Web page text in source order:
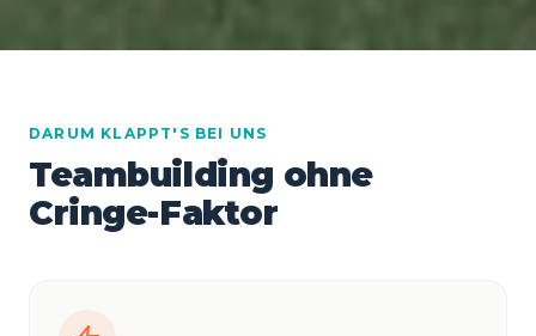
DARUM KLAPPT'S BEI UNS
Teambuilding ohne
Cringe-Faktor